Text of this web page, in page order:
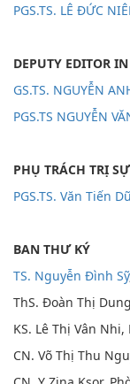
PGS.TS. LÊ ĐỨC
DEPUTY EDITOR
GS.TS. NGUYỄN
PGS.TS NGUYỄN
PHỤ TRÁCH TRỊ SỰ
PGS.TS. Văn Tiến
BAN THƯ KÝ
TS. Nguyễn Đình Sỹ
ThS. Đoàn Thị
KS. Lê Thị Vân
CN. Võ Thị Thu